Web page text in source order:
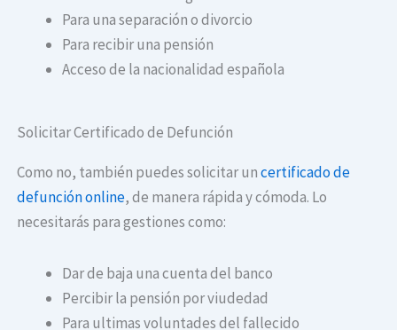
Para una separación o divorcio
Para recibir una pensión
Acceso de la nacionalidad española
Solicitar Certificado de Defunción
Como no, también puedes solicitar uncertificado de
defunción online, de manera rápida y cómoda. Lo
necesitarás para gestiones como:
Dar de baja una cuenta del banco
Percibir la pensión por viudedad
Para ultimas voluntades del fallecido